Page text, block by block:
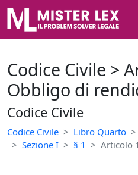
Codice Civile >
Obbligo di
Codice Civile
Codice Civile Libro Quarto
Sezione I
§ 1 Articolo